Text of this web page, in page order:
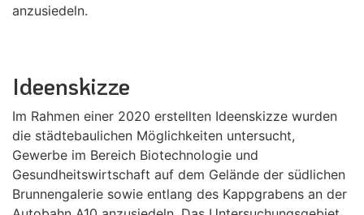
anzusiedeln.
Ideenskizze
Im Rahmen einer 2020 erstellten Ideenskizze wurden
die städtebaulichen Möglichkeiten untersucht,
Gewerbe im Bereich Biotechnologie und
Gesundheitswirtschaft auf dem Gelände der südlichen
Brunnengalerie sowie entlang des Kappgrabens an der